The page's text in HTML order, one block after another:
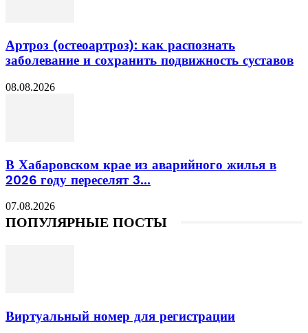
Артроз (остеоартроз): как распознать
заболевание и сохранить подвижность суставов
08.08.2026
В Хабаровском крае из аварийного жилья в
2026 году переселят 3...
07.08.2026
ПОПУЛЯРНЫЕ ПОСТЫ
Виртуальный номер для регистрации